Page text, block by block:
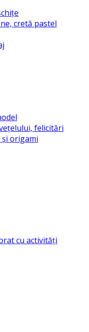
cretă pastel
felicitări
origami
cu activități